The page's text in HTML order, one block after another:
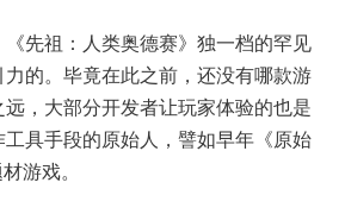
先祖：人类奥德赛》独一档的罕见
的。毕竟在此之前，还没有哪款游
，大部分开发者让玩家体验的也是
具手段的原始人，譬如早年《原始
游戏。